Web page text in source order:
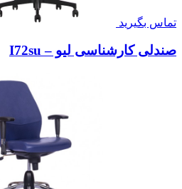
تماس بگیرید
صندلی کارشناسی لیو – I72su